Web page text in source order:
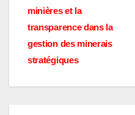
minières et la
transparence dans la
gestion des minerais
stratégiques